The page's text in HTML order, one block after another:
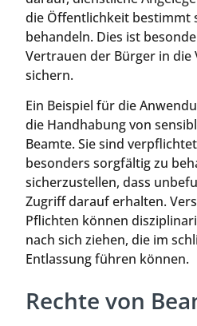
die Öffentlichkeit bestimmt
behandeln. Dies ist
Vertrauen der Bürger in die
sichern.
Ein Beispiel für die
die Handhabung von
Beamte. Sie sind
besonders sorgfältig zu
sicherzustellen, dass
Zugriff darauf erhalten.
Pflichten können
nach sich ziehen, die im
Entlassung führen können.
Rechte von